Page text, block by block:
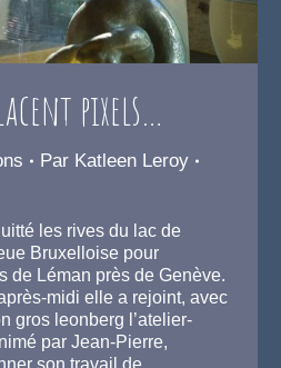
pixels…
Par Katleen Leroy
les rives du lac de
Bruxelloise pour
de Léman près de Genève.
midi elle a rejoint, avec
gros leonberg l’atelier-
par Jean-Pierre,